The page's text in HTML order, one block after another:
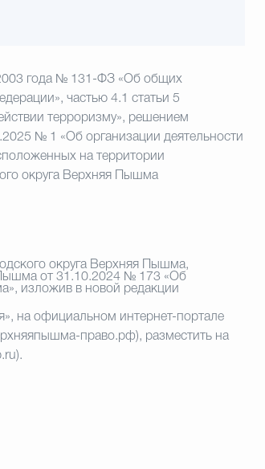
2003 года № 131-ФЗ «Об общих
частью 4.1 статьи 5
терроризму», решением
№ 1 «Об организации деятельности
на территории
округа Верхняя Пышма
округа Верхняя Пышма,
Пышма от 31.10.2024 № 173 «Об
изложив в новой редакции
на официальном интернет-портале
право.рф), разместить на
. ru ).